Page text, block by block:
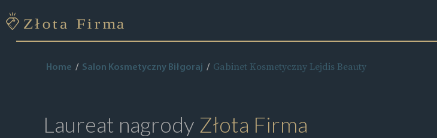
Home Salon Kosmetyczny Biłgoraj Gabinet Kosmetyczny Lejdis Beauty
Laureat nagrody Złota Firma